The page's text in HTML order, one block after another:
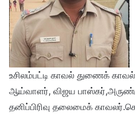
உசிலம்பட்டி காவல் துணைக்
ஆய்வாளர், விஜய
தனிப்பிரிவு தலைமைக்